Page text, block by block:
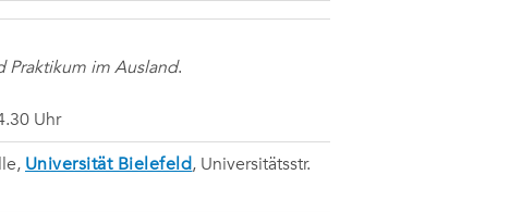
Praktikum im Ausland.
Uhr
Universität Bielefeld, Universitätsstr.